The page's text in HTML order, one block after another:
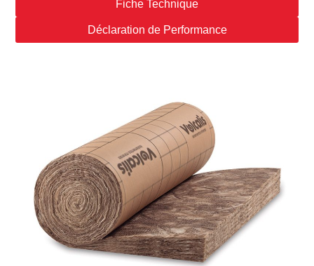
Fiche Technique
Déclaration de Performance